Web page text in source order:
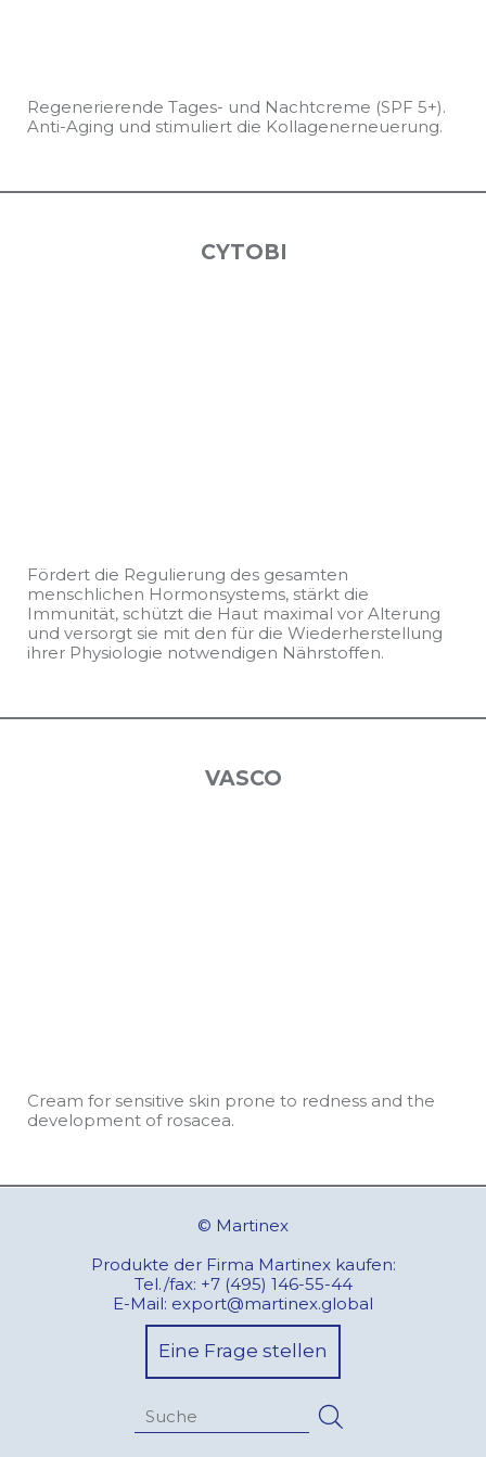
Regenerierende Tages- und Nachtcreme (SPF 5+).
Anti-Aging und stimuliert die Kollagenerneuerung.
CYTOBI
Fördert die Regulierung des gesamten
menschlichen Hormonsystems, stärkt die
Immunität, schützt die Haut maximal vor Alterung
und versorgt sie mit den für die Wiederherstellung
ihrer Physiologie notwendigen Nährstoffen.
VASCO
Cream for sensitive skin prone to redness and the
development of rosacea.
© Martinex
Produkte der Firma Martinex kaufen:
Tel./fax: +7 (495) 146-55-44
E-Mail: export@martinex.global
Eine Frage stellen